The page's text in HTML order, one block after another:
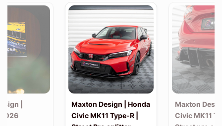
|
Maxton Design | Honda
Civic MK11 Type-R |
Maxton
Civic MK11